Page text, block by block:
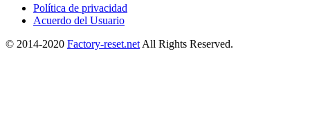
Política de privacidad
Acuerdo del Usuario
© 2014-2020 Factory-reset.net All Rights Reserved.